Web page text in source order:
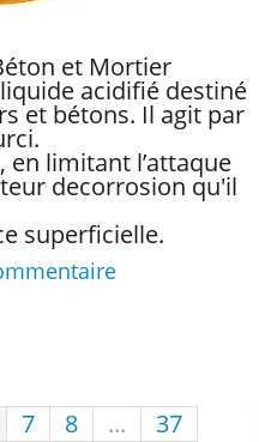
et Mortier
acidifié destiné
et bétons. Il agit par
limitant l’attaque
decorrosion qu'il
superficielle.
7 8 ... 37